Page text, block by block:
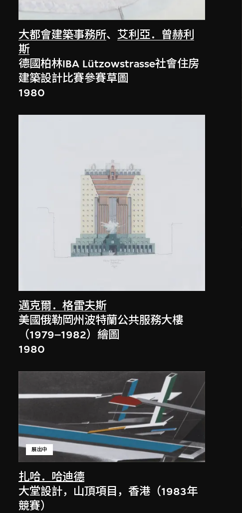
大都會建築事務所、艾利亞．曾赫利
斯
德國柏林IBA Lützowstrasse社會住房
建築設計比賽參賽草圖
1980
邁克爾．格雷夫斯
美國俄勒岡州波特蘭公共服務大樓
（1979–1982）繪圖
1980
扎哈．哈迪德
展出中
大堂設計，山頂項目，香港（1983年
競賽）